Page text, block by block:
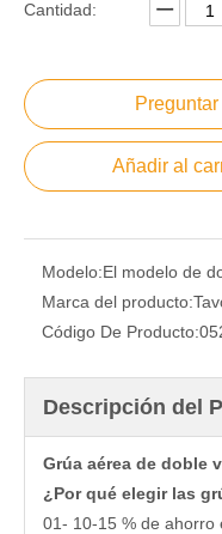
Cantidad:
Preguntar
Añadir al
Modelo:El modelo de
Marca del producto:
Código De Producto:
Descripción del
Grúa aérea de doble
¿Por qué elegir las
01- 10-15 % de ahorro